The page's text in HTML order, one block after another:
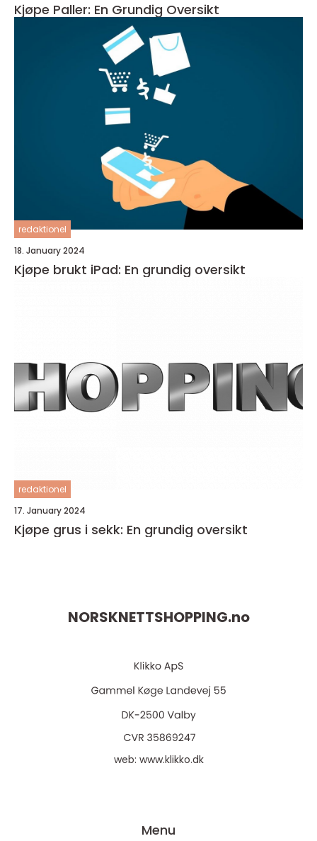
Kjøpe Paller: En Grundig Oversikt
redaktionel
18. January 2024
Kjøpe brukt iPad: En grundig oversikt
redaktionel
17. January 2024
Kjøpe grus i sekk: En grundig oversikt
NORSKNETTSHOPPING.no
web: www.klikko.dk
Menu